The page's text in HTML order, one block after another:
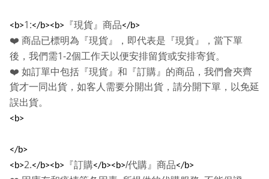
<b>1:</b><b> 『現貨』商品</b>
❤️ 商品已標明為『現貨』，即代表是『現貨』，當下單
後，我們需1-2個工作天以便安排留貨或安排寄貨。
❤️ 如訂單中包括『現貨』和『訂購』的商品，我們會夾齊
貨才一同出貨，如客人需要分開出貨，請分開下單，以免延
誤出貨。
<b>
</b>
<b>2.</b><b> 『訂購</b><b>/代購』商品</b>